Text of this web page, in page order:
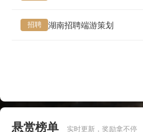
招聘 湖南招聘端游策划
悬赏榜单 实时更新，奖励拿不停